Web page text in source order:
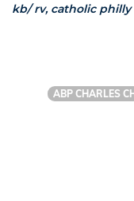
kb/ rv, catholic philly
ABP CHARLES